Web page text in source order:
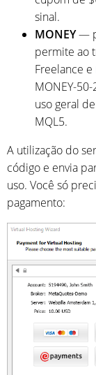
sinal.
MONEY—
permite ao
Freelance e
MONEY-
uso geral
MQL5.
A utilização do
código e envia
uso. Você só
pagamento: